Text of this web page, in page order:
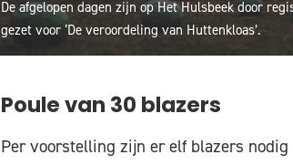
De afgelopen dagen zijn op Het Hulsbeek door
gezet voor ‘De veroordeling van Huttenkloas’.
Poule van 30 blazers
Per voorstelling zijn er elf blazers